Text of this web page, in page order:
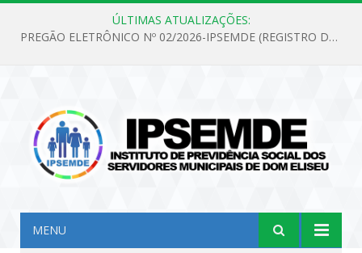
ÚLTIMAS ATUALIZAÇÕES:
PREGÃO ELETRÔNICO Nº 02/2026-IPSEMDE (REGISTRO DE PREÇOS PARA FUTURA E EVENTUAL AQUISIÇÃO DE MATERIAL DE LIMPEZA E GÊNEROS ALIMENTÍCIOS PARA ATENDER AS NECESSIDADES DO INSTITUTO DE PREVIDÊNCIA SOCIAL DOS SERVIDORES MUNICIPAIS DE DOM ELISEU.)
MENU